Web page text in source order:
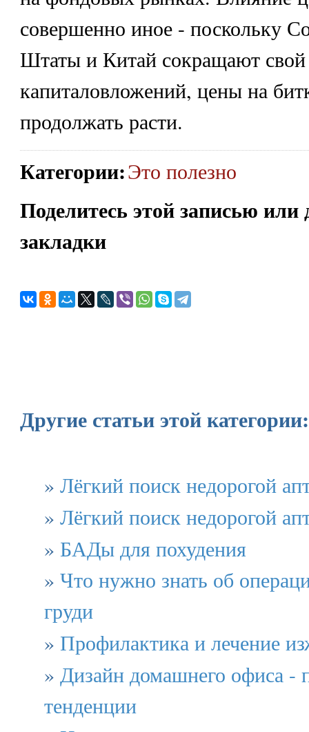
совершенно иное - поскольку
Штаты и Китай сокращают свой
капиталовложений, цены на
продолжать расти.
Категории:Это полезно
Поделитесь этой записью или
закладки
Другие статьи этой категории:
» Лёгкий поиск недорогой
» Лёгкий поиск недорогой
» БАДы для похудения
» Что нужно знать об
груди
» Профилактика и лечение
» Дизайн домашнего офиса -
тенденции